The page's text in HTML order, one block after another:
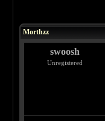
Morthzz
swoosh
Unregistered